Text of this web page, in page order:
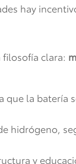
hay
clara:
la batería
hidrógeno,
y